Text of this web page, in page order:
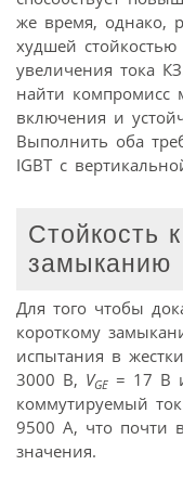
же время, однако,
худшей
увеличения тока
найти компромисс
включения и
Выполнить оба
IGBT с
Стойкость
замыканию
Для того чтобы
короткому
испытания в
3000 В, VGE = 17 В
коммутируемый
9500 A, что почти
значения.